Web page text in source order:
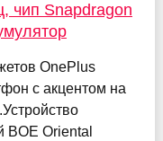
чип Snapdragon
OnePlus
с акцентом на
Oriental